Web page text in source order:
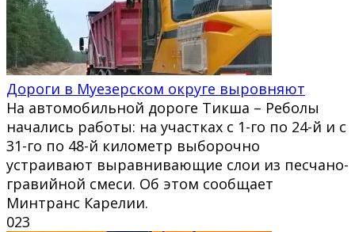
Дороги в Муезерском округе выровняют
На автомобильной дороге Тикша – Реболы
начались работы: на участках с 1-го по 24-й и с
31-го по 48-й километр выборочно
устраивают выравнивающие слои из песчано-
гравийной смеси. Об этом сообщает
Минтранс Карелии.
023